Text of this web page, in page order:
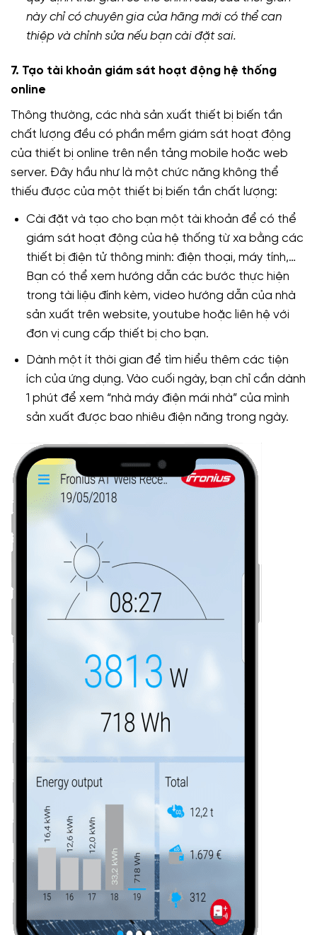
này chỉ có chuyên gia của hãng mới có thể can
thiệp và chỉnh sửa nếu bạn cài đặt sai.
7. Tạo tài khoản giám sát hoạt động hệ thống
online
Thông thường, các nhà sản xuất thiết bị biến tần
chất lượng đều có phần mềm giám sát hoạt động
của thiết bị online trên nền tảng mobile hoặc web
server. Đây hầu như là một chức năng không thể
thiếu được của một thiết bị biến tần chất lượng:
Cài đặt và tạo cho bạn một tài khoản để có thể
giám sát hoạt động của hệ thống từ xa bằng các
thiết bị điện tử thông minh: điện thoại, máy tính,…
Bạn có thể xem hướng dẫn các bước thực hiện
trong tài liệu đính kèm, video hướng dẫn của nhà
sản xuất trên website, youtube hoặc liên hệ với
đơn vị cung cấp thiết bị cho bạn.
Dành một ít thời gian để tìm hiểu thêm các tiện
ích của ứng dụng. Vào cuối ngày, bạn chỉ cần dành
1 phút để xem “nhà máy điện mái nhà” của mình
sản xuất được bao nhiêu điện năng trong ngày.